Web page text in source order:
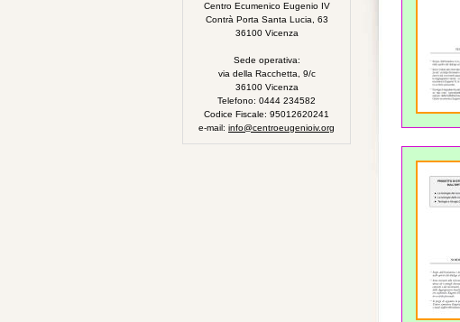
Centro Ecumenico Eugenio IV
Contrà Porta Santa Lucia, 63
36100 Vicenza
Sede operativa:
via della Racchetta, 9/c
36100 Vicenza
Telefono: 0444 234582
Codice Fiscale: 95012620241
e-mail: info@centroeugenioiv.org